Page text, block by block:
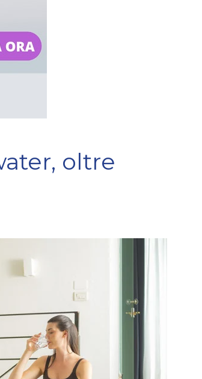
oltre